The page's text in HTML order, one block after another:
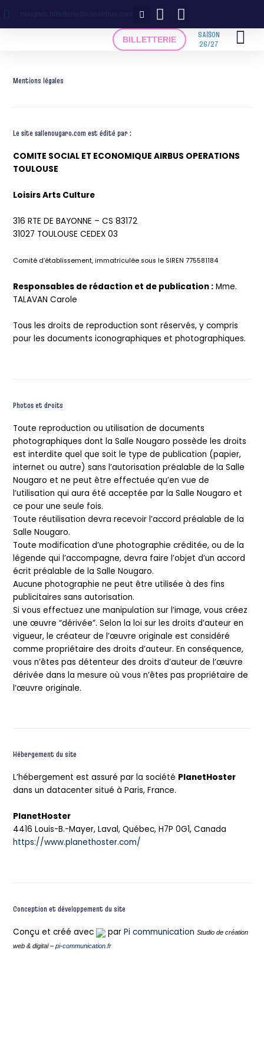
contenu
BILLETTERIE
SAISON
26/27
Mentions légales
Le site sallenougaro.com est édité par :
COMITE SOCIAL ET ECONOMIQUE AIRBUS OPERATIONS
TOULOUSE
Loisirs Arts Culture
316 RTE DE BAYONNE – CS 83172
31027 TOULOUSE CEDEX 03
Comité d’établissement, immatriculée sous le SIREN 775581184
Responsables de rédaction et de publication : Mme.
TALAVAN Carole
Tous les droits de reproduction sont réservés, y compris
pour les documents iconographiques et photographiques.
Photos et droits
Toute reproduction ou utilisation de documents
photographiques dont la Salle Nougaro possède les droits
est interdite quel que soit le type de publication (papier,
internet ou autre) sans l’autorisation préalable de la Salle
Nougaro et ne peut être effectuée qu’en vue de
l’utilisation qui aura été acceptée par la Salle Nougaro et
ce pour une seule fois.
Toute réutilisation devra recevoir l’accord préalable de la
Salle Nougaro.
Toute modification d’une photographie créditée, ou de la
légende qui l’accompagne, devra faire l’objet d’un accord
écrit préalable de la Salle Nougaro.
Aucune photographie ne peut être utilisée à des fins
publicitaires sans autorisation.
Si vous effectuez une manipulation sur l’image, vous créez
une œuvre “dérivée”. Selon la loi sur les droits d’auteur en
vigueur, le créateur de l’œuvre originale est considéré
comme propriétaire des droits d’auteur. En conséquence,
vous n’êtes pas détenteur des droits d’auteur de l’œuvre
dérivée dans la mesure où vous n’êtes pas propriétaire de
l’œuvre originale.
Hébergement du site
L’hébergement est assuré par la société PlanetHoster
dans un datacenter situé à Paris, France.
PlanetHoster
4416 Louis-B.-Mayer, Laval, Québec, H7P 0G1, Canada
https://www.planethoster.com/
Conception et développement du site
Conçu et créé avec parPi communication Studio de création
web & digital –pi-communication.fr